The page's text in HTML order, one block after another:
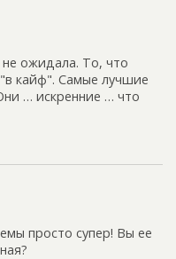
не ожидала. То, что
кайф". Самые лучшие
… искренние … что
просто супер! Вы ее